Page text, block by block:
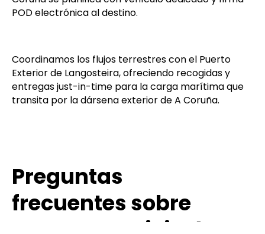
Coruña se planifica con vehículo dedicado y firma
POD electrónica al destino.